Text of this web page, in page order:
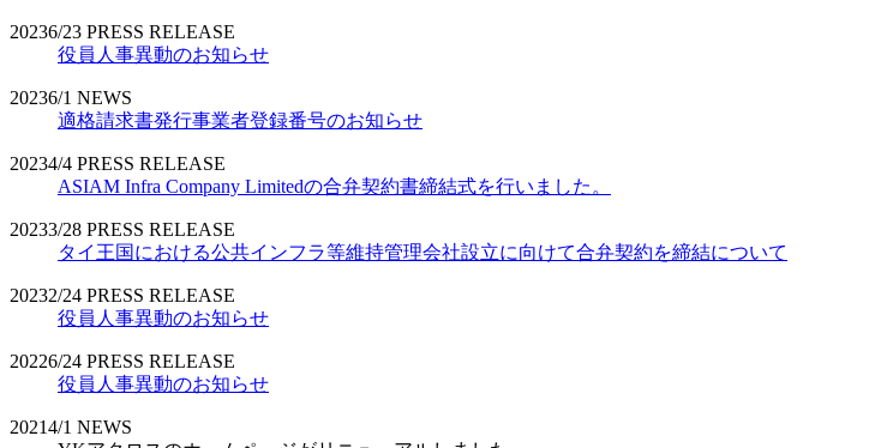
20236/23 PRESS RELEASE
役員人事異動のお知らせ
20236/1 NEWS
適格請求書発行事業者登録番号のお知らせ
20234/4 PRESS RELEASE
ASIAM Infra Company Limitedの合弁契約書締結式を行いました。
20233/28 PRESS RELEASE
タイ王国における公共インフラ等維持管理会社設立に向けて合弁契約を締結について
20232/24 PRESS RELEASE
役員人事異動のお知らせ
20226/24 PRESS RELEASE
役員人事異動のお知らせ
20214/1 NEWS